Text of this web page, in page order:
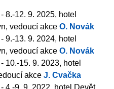
- 8.-12. 9. 2025, hotel
vedoucí akce O. Novák
- 9.-13. 9. 2024, hotel
vedoucí akce O. Novák
- 10.-15. 9. 2023, hotel
akce J. Cvačka
- 4.-9. 9. 2022, hotel Devět